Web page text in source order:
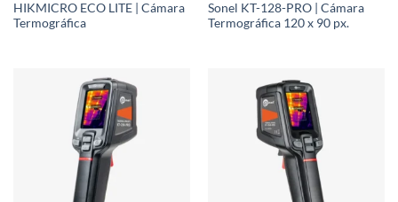
HIKMICRO ECO LITE | Cámara
Termográfica
Sonel KT-128-PRO | Cámara
Termográfica 120 x 90 px.